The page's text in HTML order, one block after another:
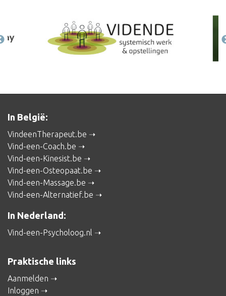
In België:
VindeenTherapeut.be
Vind-een-Coach.be
Vind-een-Kinesist.be
Vind-een-Osteopaat.be
Vind-een-Massage.be
Vind-een-Alternatief.be
In Nederland:
Vind-een-Psycholoog.nl
Praktische links
Aanmelden
Inloggen